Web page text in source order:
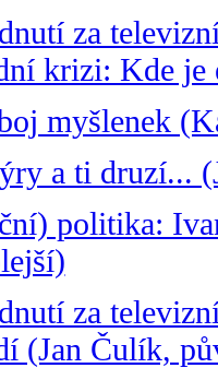
za
krizi: Kde je
myšlenek
a ti druzí...
politika:
za
(Jan Čulík,